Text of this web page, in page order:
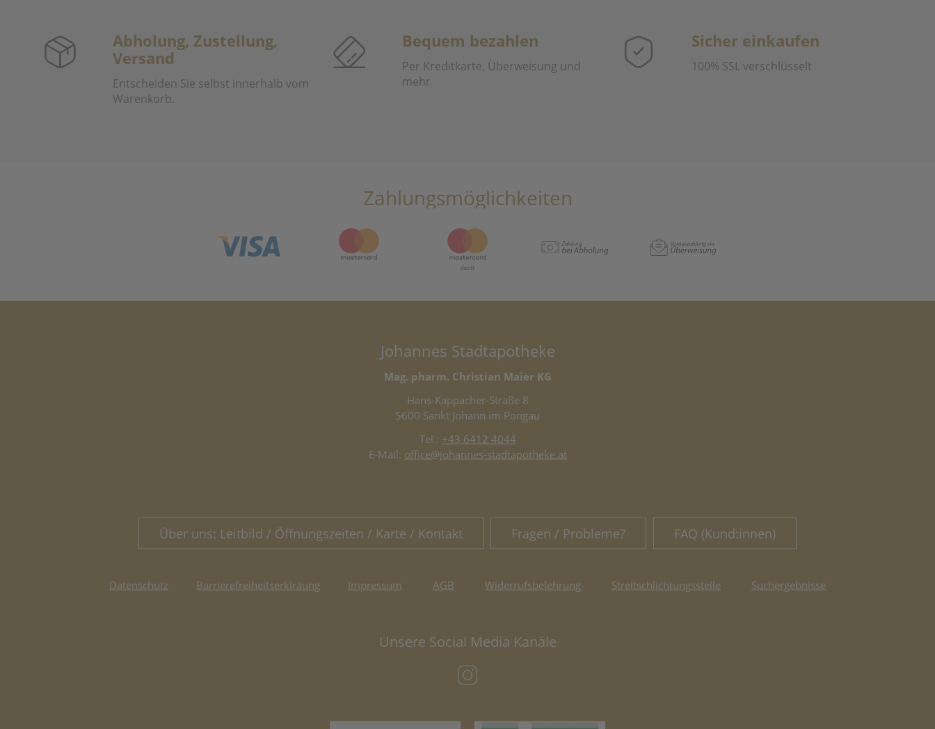
Abholung, Zustellung,
Versand
Entscheiden Sie selbst innerhalb vom
Warenkorb.
Bequem bezahlen
Per Kreditkarte, Überweisung und
mehr
Sicher einkaufen
100% SSL verschlüsselt
Zahlungsmöglichkeiten
Johannes Stadtapotheke
Mag. pharm. Christian Maier KG
Hans-Kappacher-Straße 8
5600 Sankt Johann im Pongau
Tel.: +43 6412 4044
E-Mail: office@johannes-stadtapotheke.at
Über uns: Leitbild / Öffnungszeiten / Karte / Kontakt Fragen / Probleme? FAQ (Kund:innen)
Datenschutz Barrierefreiheitserklräung Impressum AGB Widerrufsbelehrung Streitschlichtungsstelle Suchergebnisse
Unsere Social Media Kanäle